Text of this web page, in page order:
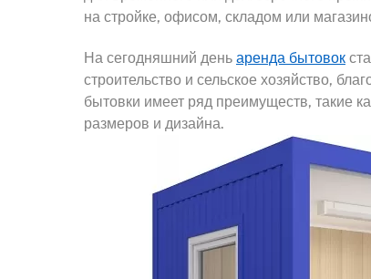
на стройке, офисом, складом или
На сегодняшний день аренда бытовок
строительство и сельское хозяйство,
бытовки имеет ряд преимуществ, такие
размеров и дизайна.